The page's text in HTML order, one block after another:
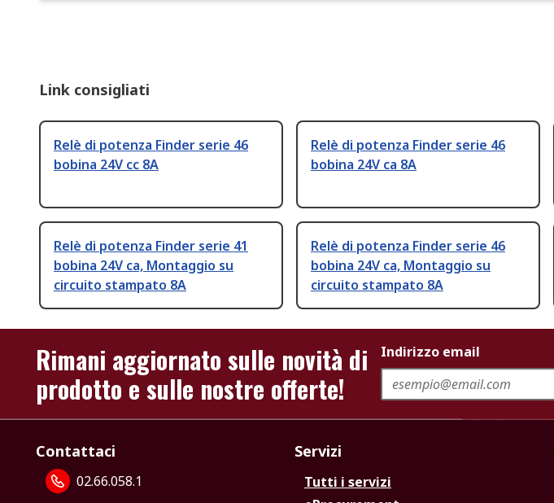
Link consigliati
Relè di potenza Finder serie 46
bobina 24V cc 8A
Relè di potenza Finder serie 46
bobina 24V ca 8A
Relè di potenza Finder serie 41
bobina 24V ca, Montaggio su
circuito stampato 8A
Relè di potenza Finder serie 46
bobina 24V ca, Montaggio su
circuito stampato 8A
Rimani aggiornato sulle novità di
prodotto e sulle nostre offerte!
Indirizzo email
Contattaci
02.66.058.1
Servizi
Tutti i servizi